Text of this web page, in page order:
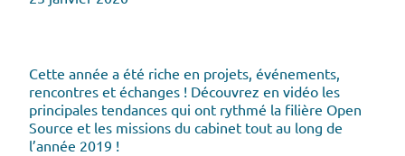
Cette année a été riche en projets, événements,
rencontres et échanges ! Découvrez en vidéo les
principales tendances qui ont rythmé la filière Open
Source et les missions du cabinet tout au long de
l’année 2019 !